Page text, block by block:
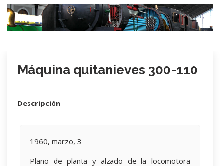
Máquina quitanieves 300-110
Descripción
1960, marzo, 3
Plano de planta y alzado de la locomotora